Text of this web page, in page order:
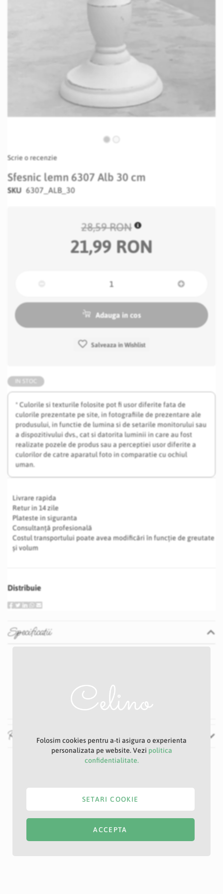
to
the
beginning
of
Scrie o recenzie
Sfesnic lemn 6307 Alb 30 cm
SKU 6307_ALB_30
* Culorile si texturile folosite pot fi usor diferite fata de
culorile prezentate pe site, in fotografiile de prezentare ale
produsului, in functie de lumina si de setarile monitorului sau
a dispozitivului dvs., cat si datorita luminii in care au fost
realizate pozele de produs sau a perceptiei usor diferite a
culorilor de catre aparatul foto in comparatie cu ochiul
uman.
Livrare rapida
Retur in 14 zile
Plateste in siguranta
Consultanță profesională
Costul transportului poate avea modificări în funcție de greutate
și volum
Distribuie
28,59 RON
21,99 RON
Adauga in cos
Salveaza in Wishlist
Specificatii
30 cm
RecenziiFolosim cookies pentru a-ti asigura o experienta
personalizata pe website. Vezi politica
confidentialitate.
ACCEPTA
SETARI COOKIE